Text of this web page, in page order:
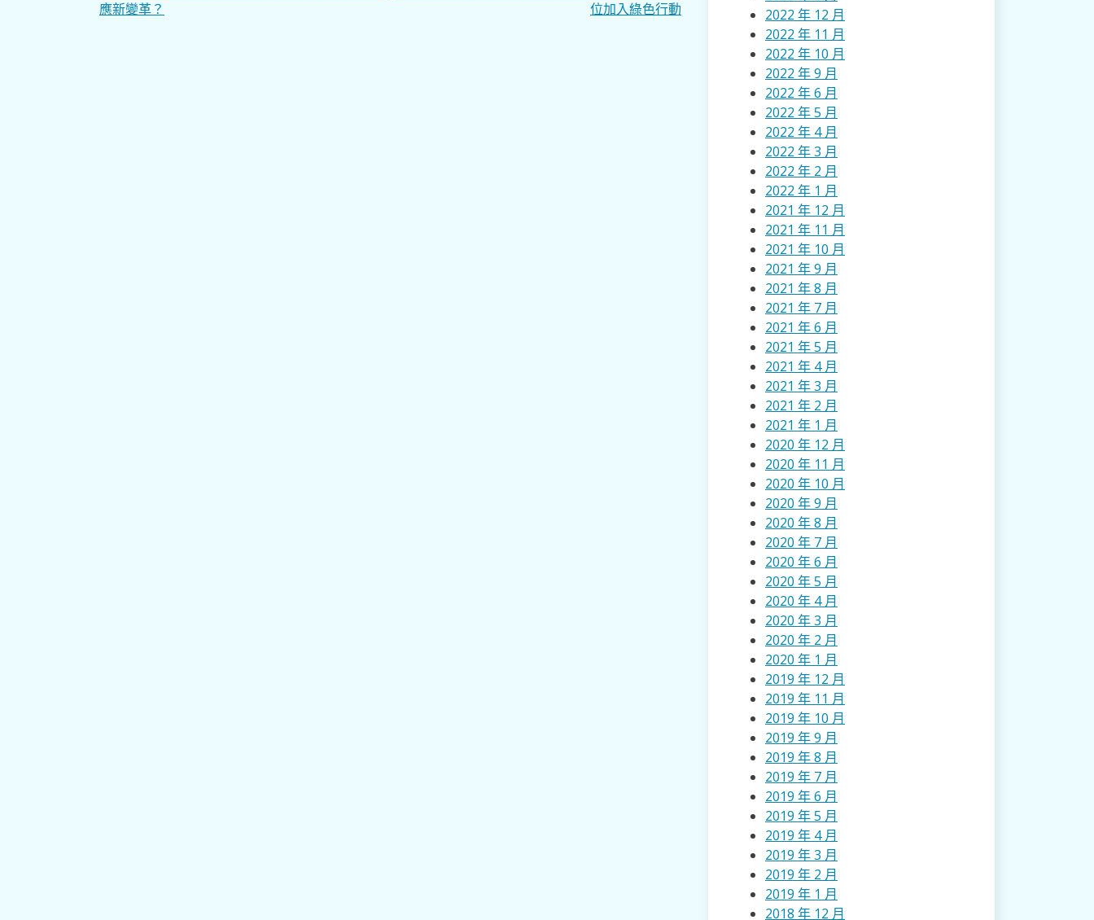
章
應新變革？
位加入綠色行動
2022 年 12 月
2022 年 11 月
2022 年 10 月
2022 年 9 月
2022 年 6 月
2022 年 5 月
2022 年 4 月
2022 年 3 月
2022 年 2 月
2022 年 1 月
2021 年 12 月
2021 年 11 月
2021 年 10 月
2021 年 9 月
2021 年 8 月
2021 年 7 月
2021 年 6 月
2021 年 5 月
2021 年 4 月
2021 年 3 月
2021 年 2 月
2021 年 1 月
2020 年 12 月
2020 年 11 月
2020 年 10 月
2020 年 9 月
2020 年 8 月
2020 年 7 月
2020 年 6 月
2020 年 5 月
2020 年 4 月
2020 年 3 月
2020 年 2 月
2020 年 1 月
2019 年 12 月
2019 年 11 月
2019 年 10 月
2019 年 9 月
2019 年 8 月
2019 年 7 月
2019 年 6 月
2019 年 5 月
2019 年 4 月
2019 年 3 月
2019 年 2 月
2019 年 1 月
2018 年 12 月